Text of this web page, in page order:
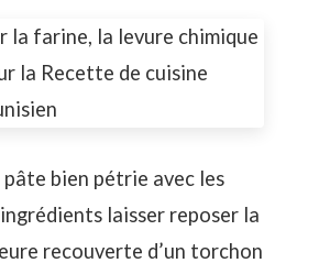
bien pétrie avec les
laisser reposer la
recouverte d’un torchon